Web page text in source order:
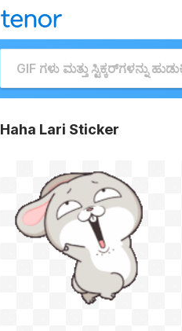
Haha Lari Sticker